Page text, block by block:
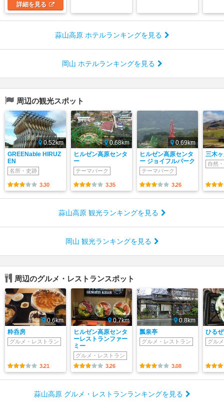
詳細を見る
蒜山高原 ホテルランキングを見る
岡山 ホテルランキングを見る
周辺の観光スポット
0.52km
GREENable HIRUZ
EN
名所・史跡
3.30
0.68km
ヒルゼン高原センタ
ー
テーマパーク
3.35
0.69km
ヒルゼン高原センタ
ー ジョイフルパーク
テーマパーク
3.26
三木
自然
蒜山高原 観光ランキングを見る
岡山 観光ランキングを見る
周辺のグルメ・レストランスポット
0.6km
粋呑房
グルメ・レストラン
3.21
0.7km
ヒルゼン高原センタ
ーレストランファー
ミー
グルメ・レストラン
3.26
0.8km
瓢泉亭
グルメ・レストラン
3.08
ひる
グル
蒜山高原 グルメ・レストランランキングを見る